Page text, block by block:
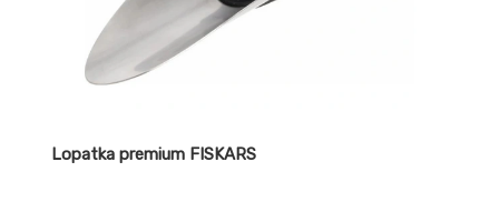
Lopatka premium FISKARS